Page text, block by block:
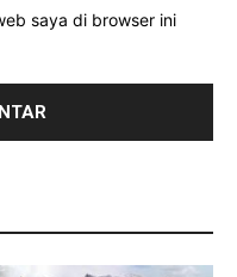
saya di browser ini